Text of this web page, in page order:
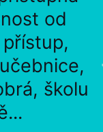
od
školu